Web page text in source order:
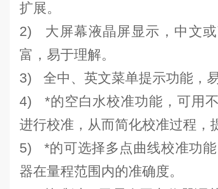
扩展。
2) 大屏幕液晶屏显示，中文
富，易于理解。
3) 全中、英文菜单提示功能，
4) *的空白水校准功能，可用
进行校准，从而简化校准过程，
5) *的可选择多点曲线校准功
器在量程范围内的准确度。